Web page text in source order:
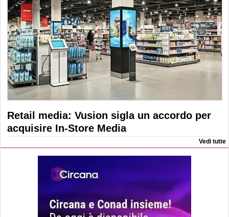
Retail media: Vusion sigla un accordo per
acquisire In-Store Media
Vedi tutte